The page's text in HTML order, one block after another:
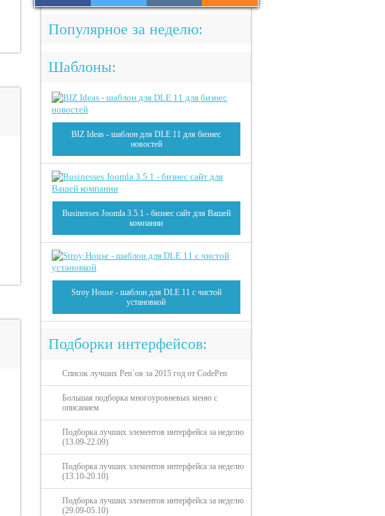
Популярное за неделю:
Шаблоны:
BIZ Ideas - шаблон для DLE 11 для бизнес
новостей
Businesses Joomla 3.5.1 - бизнес сайт для Вашей
компании
Stroy House - шаблон для DLE 11 с чистой
установкой
Подборки интерфейсов:
Список лучших Pen`ов за 2015 год от CodePen
Большая подборка многоуровневых меню с
описанием
Подборка лучших элементов интерфейса за неделю
(13.09-22.09)
Подборка лучших элементов интерфейса за неделю
(13.10-20.10)
Подборка лучших элементов интерфейса за неделю
(29.09-05.10)